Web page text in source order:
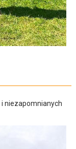
niezapomnianych